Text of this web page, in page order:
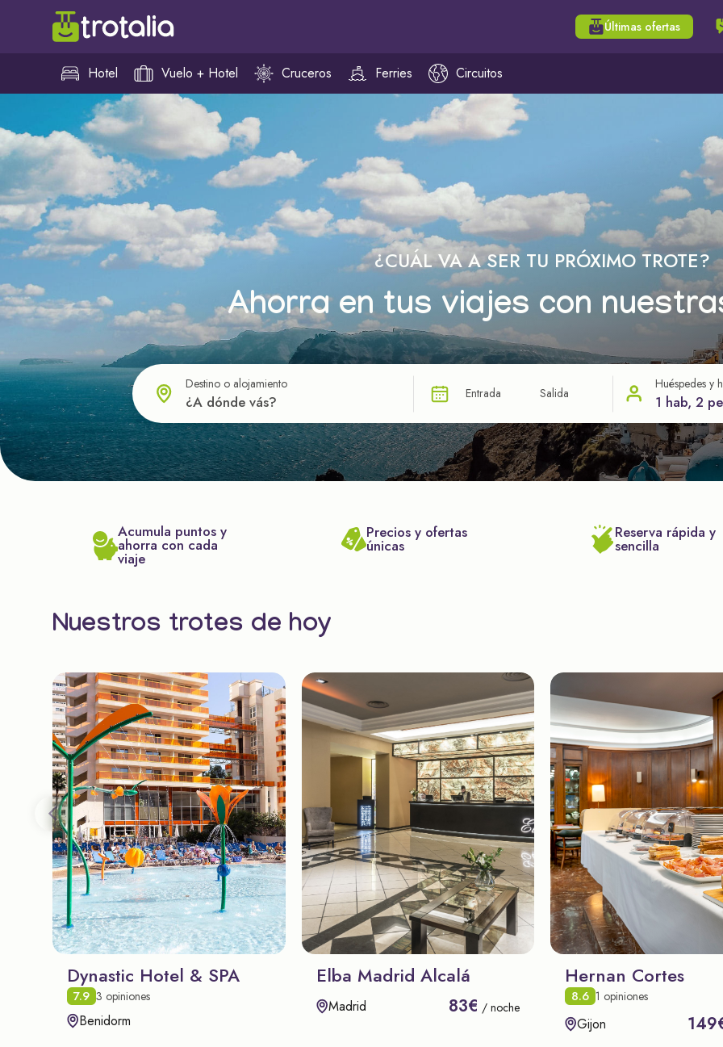
Últimas ofertas
Hotel Vuelo + Hotel Cruceros Ferries Circuitos
¿CUÁL VA A SER TU PRÓXIMO TROTE?
Ahorra en tus viajes con
Destino o alojamiento
Entrada Salida
Huéspedes y
1 hab, 2
Acumula puntos y
ahorra con cada
viaje
Precios y ofertas
únicas
Reserva rápida y
sencilla
Nuestros trotes de hoy
Dynastic Hotel & SPA
7.9 3 opiniones
Benidorm
Elba Madrid Alcalá
Madrid 83€ / noche
Hernan Cortes
8.6 1 opiniones
Gijon